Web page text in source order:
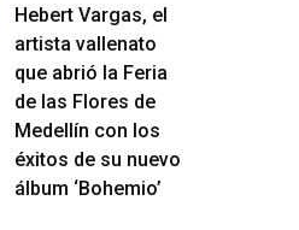
Hebert Vargas, el
artista vallenato
que abrió la Feria
de las Flores de
Medellín con los
éxitos de su nuevo
álbum ‘Bohemio’